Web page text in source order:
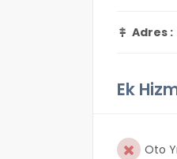
Adres :
Ek
Oto